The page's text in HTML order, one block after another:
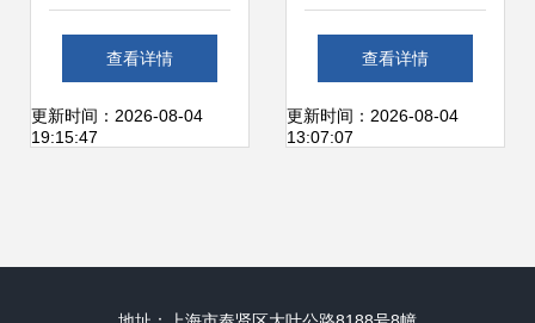
南 型号、价格与厂
家选择
查看详情
更新时间：2026-08-04
19:15:47
工业网络技术领域
领先地位，持续引
查看详情
更新时间：2026-08-04
13:07:07